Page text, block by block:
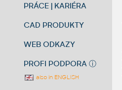
PRÁCE | KARIÉRA
CAD PRODUKTY
WEB ODKAZY
PROFI PODPORA ⓘ
also in ENGLISH